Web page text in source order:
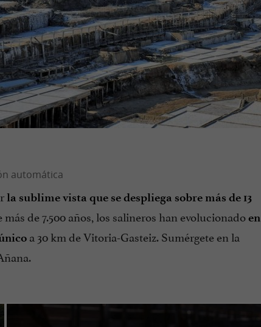
la sublime vista que se despliega sobre más de 13
de 7.500 años, los salineros han evolucionadoen
a 30 km de Vitoria-Gasteiz. Sumérgete en la